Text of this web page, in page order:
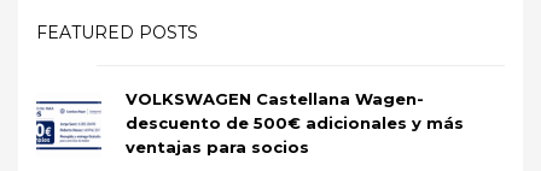
FEATURED POSTS
VOLKSWAGEN Castellana Wagen-
descuento de 500€ adicionales y más
ventajas para socios